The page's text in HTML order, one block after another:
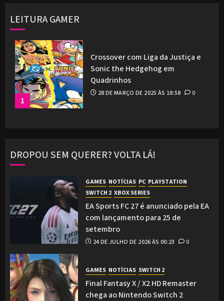
LEITURA GAMER
1
Crossover com Liga da Justiça e
Sonic the Hedgehog em
Quadrinhos
28 DE MARÇO DE 2025 ÀS 18:58 0
DROPOU SEM QUERER? VOLTA LÁ!
GAMES NOTÍCIAS PC PLAYSTATION
SWITCH 2 XBOX SERIES
EA Sports FC 27 é anunciado pela EA
com lançamento para 25 de
setembro
24 DE JULHO DE 2026 ÀS 00:23 0
GAMES NOTÍCIAS SWITCH 2
Final Fantasy X / X2 HD Remaster
chega ao Nintendo Switch 2